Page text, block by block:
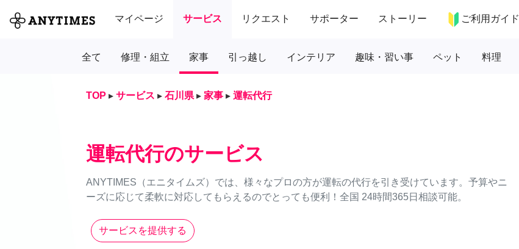
マイページ サービス リクエスト サポーター ストーリー ご利用ガイド
全て 修理・組立 家事 引っ越し インテリア 趣味・習い事 ペット 料理
TOP ▸ サービス ▸ 石川県 ▸ 家事 ▸ 運転代行
運転代行のサービス
ANYTIMES（エニタイムズ）では、様々なプロの方が運転の代行を引き受けています。予算やニ
ーズに応じて柔軟に対応してもらえるのでとっても便利！全国 24時間365日相談可能。
サービスを提供する